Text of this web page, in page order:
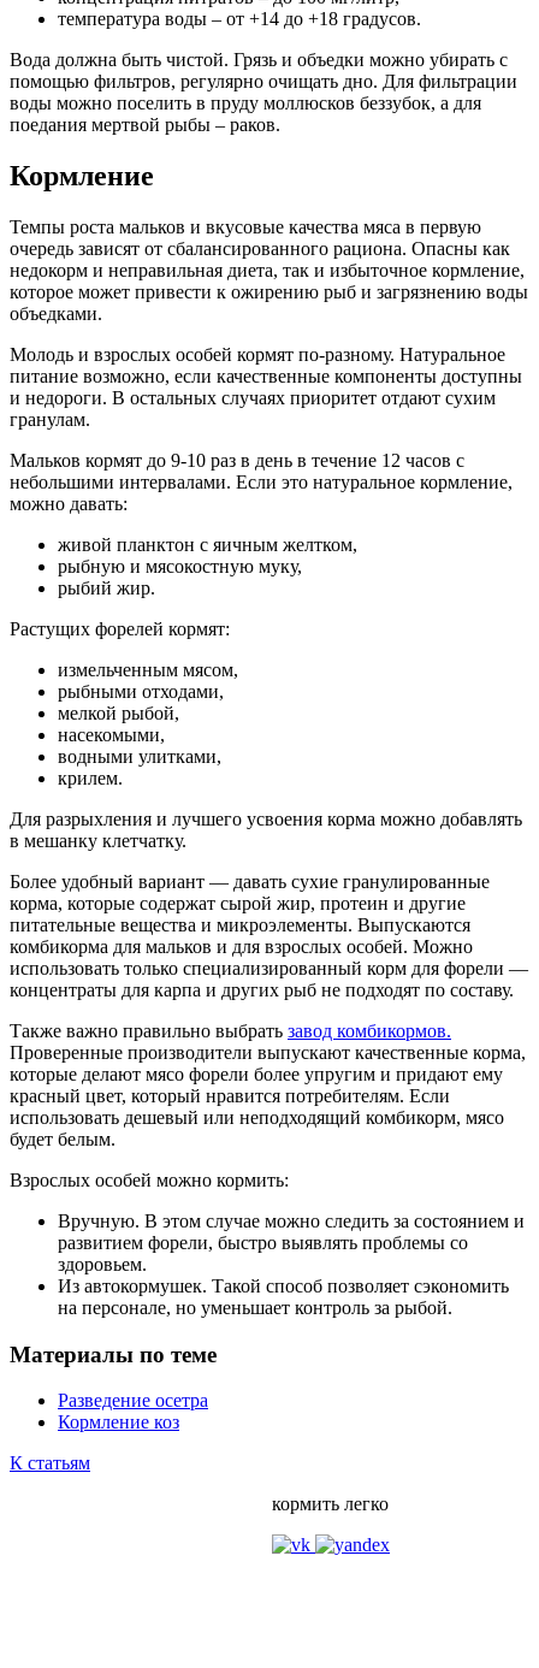
температура воды – от +14 до +18 градусов.
Вода должна быть чистой. Грязь и объедки можно убирать с
помощью фильтров, регулярно очищать дно. Для фильтрации
воды можно поселить в пруду моллюсков беззубок, а для
поедания мертвой рыбы – раков.
Кормление
Темпы роста мальков и вкусовые качества мяса в первую
очередь зависят от сбалансированного рациона. Опасны как
недокорм и неправильная диета, так и избыточное кормление,
которое может привести к ожирению рыб и загрязнению воды
объедками.
Молодь и взрослых особей кормят по-разному. Натуральное
питание возможно, если качественные компоненты доступны
и недороги. В остальных случаях приоритет отдают сухим
гранулам.
Мальков кормят до 9-10 раз в день в течение 12 часов с
небольшими интервалами. Если это натуральное кормление,
можно давать:
живой планктон с яичным желтком,
рыбную и мясокостную муку,
рыбий жир.
Растущих форелей кормят:
измельченным мясом,
рыбными отходами,
мелкой рыбой,
насекомыми,
водными улитками,
крилем.
Для разрыхления и лучшего усвоения корма можно добавлять
в мешанку клетчатку.
Более удобный вариант ― давать сухие гранулированные
корма, которые содержат сырой жир, протеин и другие
питательные вещества и микроэлементы. Выпускаются
комбикорма для мальков и для взрослых особей. Можно
использовать только специализированный корм для форели ―
концентраты для карпа и других рыб не подходят по составу.
Также важно правильно выбрать завод комбикормов.
Проверенные производители выпускают качественные корма,
которые делают мясо форели более упругим и придают ему
красный цвет, который нравится потребителям. Если
использовать дешевый или неподходящий комбикорм, мясо
будет белым.
Взрослых особей можно кормить:
Вручную. В этом случае можно следить за состоянием и
развитием форели, быстро выявлять проблемы со
здоровьем.
Из автокормушек. Такой способ позволяет сэкономить
на персонале, но уменьшает контроль за рыбой.
Материалы по теме
Разведение осетра
Кормление коз
К статьям
кормить легко